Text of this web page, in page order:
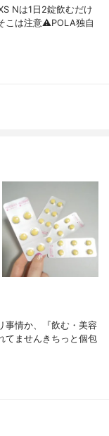
Nは1日2錠飲むだけ
こは注意⚠️POLA独自
事情か、『飲む・美容
てませんきちっと個包